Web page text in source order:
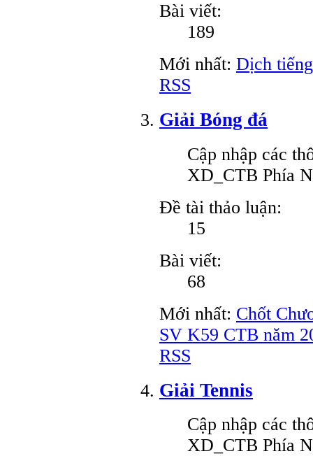
Bài viết:
189
Mới nhất: Dịch
RSS
Giải Bóng đá
Cập nhập các
XD_CTB Phía
Đề tài thảo luận:
15
Bài viết:
68
Mới nhất: Chốt
SV K59 CTB năm
RSS
Giải Tennis
Cập nhập các
XD_CTB Phía